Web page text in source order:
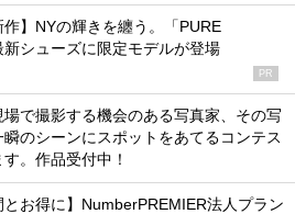
作】NYの輝きを纏う。「PURE
新シューズに限定モデルが登場
PR
場で撮影する機会のある写真家、その写
のシーンにスポットをあてるコンテス
す。作品受付中！
とお得に】NumberPREMIER法人プラン